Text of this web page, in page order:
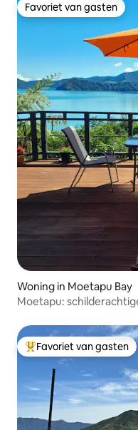
Favoriet van gasten
Favoriet van gasten
Woning in Moetapu Bay
Moetapu:
Topfavoriet van gasten
Favoriet van gasten